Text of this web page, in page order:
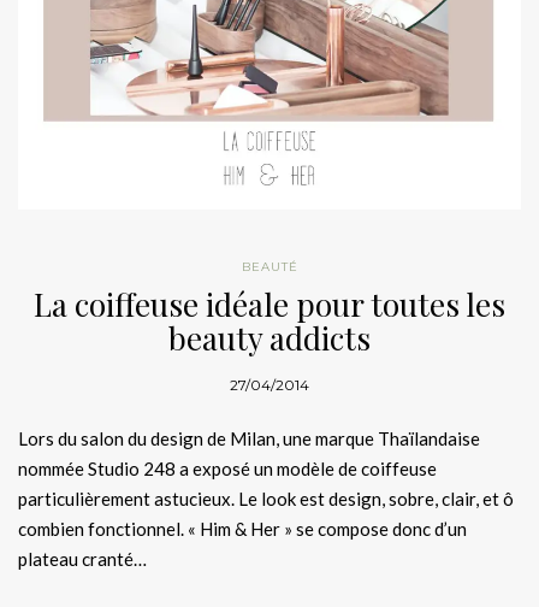
BEAUTÉ
La coiffeuse idéale pour toutes les
beauty addicts
27/04/2014
Lors du salon du design de Milan, une marque Thaïlandaise
nommée Studio 248 a exposé un modèle de coiffeuse
particulièrement astucieux. Le look est design, sobre, clair, et ô
combien fonctionnel. « Him & Her » se compose donc d’un
plateau cranté…